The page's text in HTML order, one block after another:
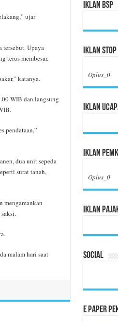
ujar
Upaya
terus membesar.
katanya.
WIB dan langsung
pendataan,”
dua unit sepeda
surat tanah,
mengamankan
malam hari saat
Iklan BSP
Iklan
Oplus_0
Iklan
Iklan
Oplus_0
Iklan
Social
E Paper